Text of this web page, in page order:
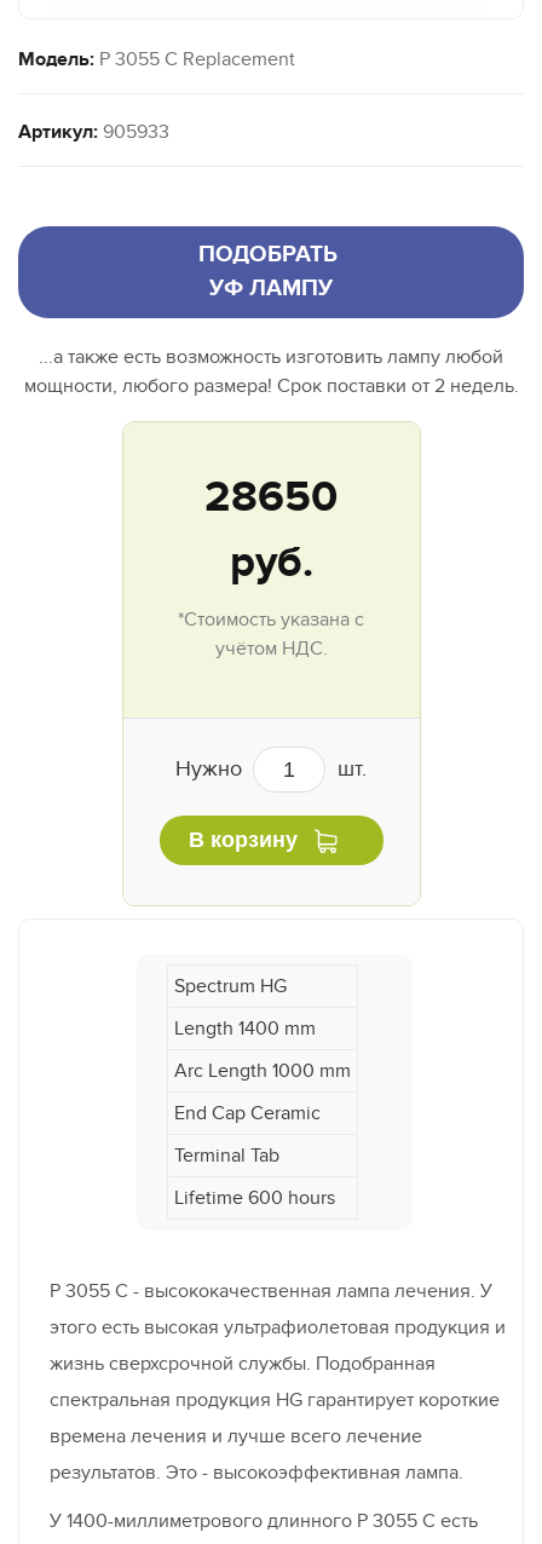
Модель: P 3055 C Replacement
Артикул: 905933
ПОДОБРАТЬ
УФ ЛАМПУ
...а также есть возможность изготовить лампу любой
мощности, любого размера! Срок поставки от 2 недель.
28650
руб.
*Стоимость указана с
учётом НДС.
Нужно шт.
В корзину
Spectrum HG
Length 1400 mm
Arc Length 1000 mm
End Cap Ceramic
Terminal Tab
Lifetime 600 hours
P 3055 C - высококачественная лампа лечения. У
этого есть высокая ультрафиолетовая продукция и
жизнь сверхсрочной службы. Подобранная
спектральная продукция HG гарантирует короткие
времена лечения и лучше всего лечение
результатов. Это - высокоэффективная лампа.
У 1400-миллиметрового длинного P 3055 C есть